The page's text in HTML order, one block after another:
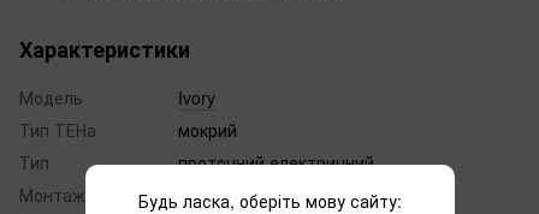
Характеристики
Модель
Ivory
Тип ТЕНа
мокрий
Тип
проточний електричний
Монтаж
настінний
Будь ласка, оберіть мову сайту: